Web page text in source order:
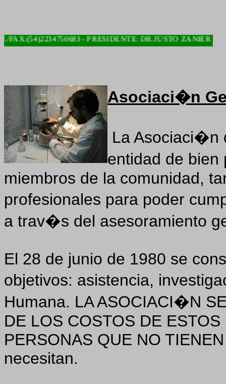
- PRESIDENTE: DR.JUSTO ZANIER
Asociaci�n
La Asociaci�n
entidad de
miembros de la comunidad,
profesionales para poder
a trav�s del asesoramiento
El 28 de junio de 1980 se
objetivos: asistencia,
Humana. LA ASOCIACI�N
DE LOS COSTOS DE
PERSONAS QUE NO
necesitan.